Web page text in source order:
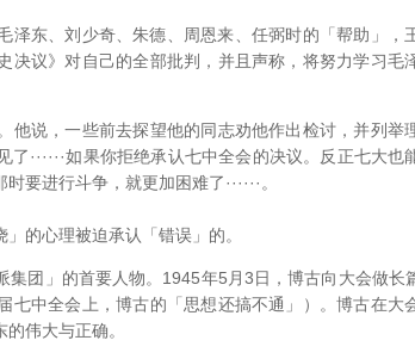
东、刘少奇、朱德、周恩来、任弼时的「帮助」，
决议》对自己的全部批判，并且声称，将努力学习毛
说，一些前去探望他的同志劝他作出检讨，并列举
······如果你拒绝承认七中全会的决议。反正七大也
进行斗争，就更加困难了······。
的心理被迫承认「错误」的。
团」的首要人物。1945年5月3日，博古向大会做长
七中全会上，博古的「思想还搞不通」）。博古在大
伟大与正确。